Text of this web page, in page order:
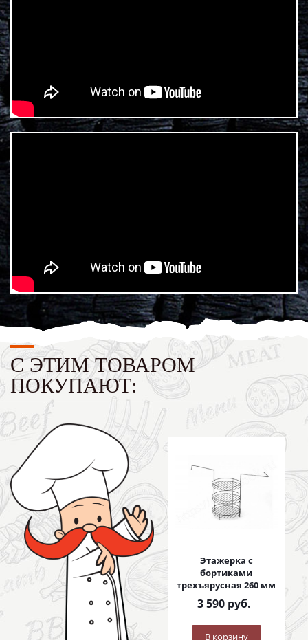
С ЭТИМ ТОВАРОМ
ПОКУПАЮТ:
Этажерка с
бортиками
трехъярусная 260 мм
3 590руб.
В корзину